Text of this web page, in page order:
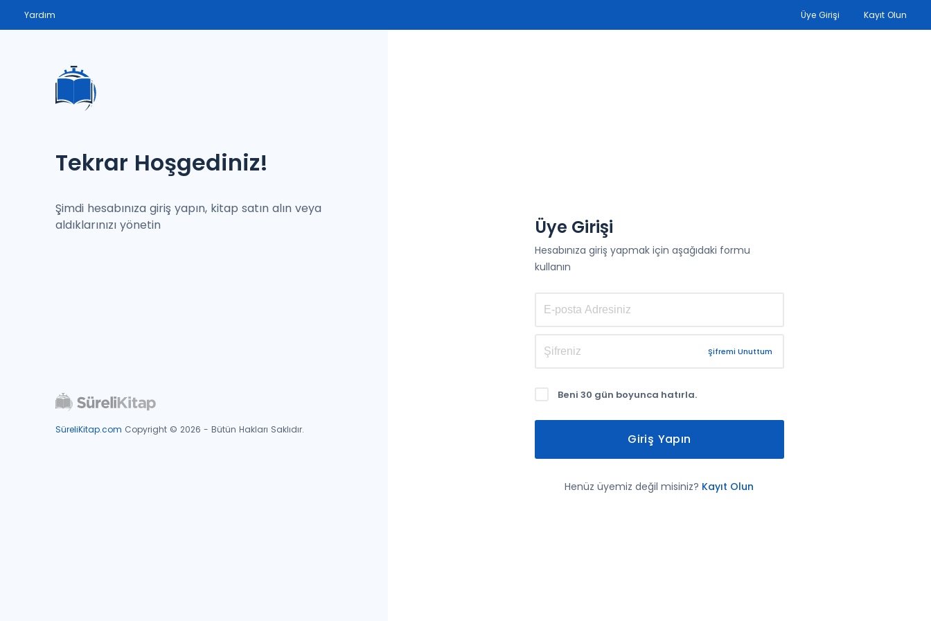
Yardım Üye Girişi Kayıt Olun
Üye Girişi
Hesabınıza giriş yapmak için aşağıdaki formu
kullanın
Şifremi Unuttum
Beni 30 gün boyunca hatırla.
Giriş Yapın
Henüz üyemiz değil misiniz? Kayıt Olun
Tekrar Hoşgediniz!
Şimdi hesabınıza giriş yapın, kitap satın alın veya
aldıklarınızı yönetin
SüreliKitap.com Copyright © 2026 - Bütün Hakları Saklıdır.